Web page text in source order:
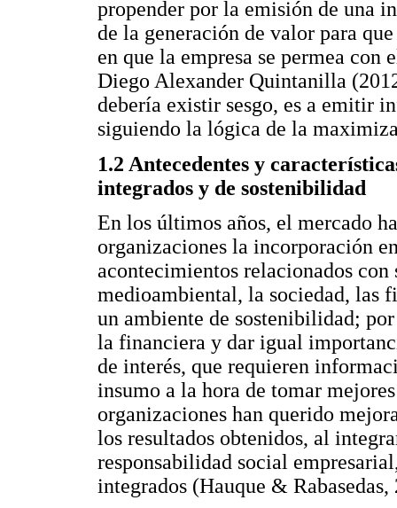
propender por la emisión de una
de la generación de valor para
en que la empresa se permea
Diego Alexander Quintanilla
debería existir sesgo, es a emitir
siguiendo la lógica de la
1.2 Antecedentes y
integrados y de sostenibilidad
En los últimos años, el mercado
organizaciones la incorporación
acontecimientos relacionados
medioambiental, la sociedad, las
un ambiente de sostenibilidad;
la financiera y dar igual
de interés, que requieren
insumo a la hora de tomar
organizaciones han querido
los resultados obtenidos, al
responsabilidad social
integrados (Hauque & Rabasedas,